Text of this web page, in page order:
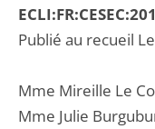
Publié au recueil
Mme Mireille Le
Mme Julie